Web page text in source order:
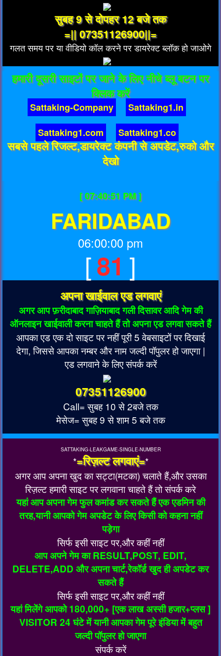
सुबह 9 से दोपहर 12 बजे तक
=|| 07351126900||=
गलत समय पर या वीडियो कॉल करने पर डायरेक्ट ब्लॉक हो जाओगे
हमारी दूसरी साइटों पर जाने के लिए नीचे ब्लू बटन पर
क्लिक करें
Sattaking-Company
Sattaking1.in
Sattaking1.com
Sattaking1.co
सबसे पहले रिजल्ट,डायरेक्ट कंपनी से अपडेट,रुको और
देखो
[ 07:40:51 PM ]
FARIDABAD
06:00:00 pm
[81 ]
अपना खाईवाल एड लगवाएं
अगर आप फ़रीदाबाद गाज़ियाबाद गली दिसावर आदि गेम की
ऑनलाइन खाईवाली करना चाहते हैं तो अपना एड लगवा सकते हैं
आपका एड एक दो साइट पर नहीं पूरी 5 वेबसाइटों पर दिखाई
देगा, जिससे आपका नम्बर और नाम जल्दी पॉपुलर हो जाएगा |
एड लगवाने के लिए संपर्क करें
07351126900
Call= सुबह 10 से 2बजे तक
मेसेज= सुबह 9 से शाम 5 बजे तक
SATTAKING-LEAKGAME-SINGLE-NUMBER
*=रिज़ल्ट लगवाएं=*
अगर आप अपना खुद का सट्टा(मटका) चलाते हैं,और उसका
रिज़ल्ट हमारी साइट पर लगवाना चाहते हैं तो संपर्क करे
यहां आप अपना गेम फुल कमांड कर सकते हैं एक एडमिन की
तरह,यानी आपको गेम अपडेट के लिए किसी को कहना नहीं
पड़ेगा
सिर्फ इसी साइट पर,और कहीं नहीं
आप अपने गेम का RESULT,POST, EDIT,
DELETE,ADD और अपना चार्ट,रेकॉर्ड खुद ही अपडेट कर
सकते हैं
सिर्फ इसी साइट पर,और कहीं नहीं
यहां मिलेंगे आपको 180,000+ [एक लाख अस्सी हजार+प्लस ]
VISITOR 24 घंटे में यानी आपका गेम पूरे इंडिया में बहुत
जल्दी पॉपुलर हो जाएगा
संपर्क करें